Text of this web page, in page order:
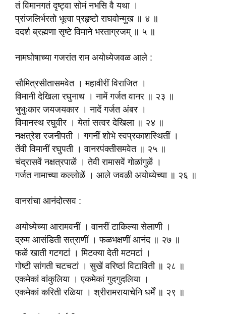
तं विमानगतं दृष्ट्वा सोमं नभसि वै यथा ।
प्रांजलिर्भरतो भूत्वा प्रहृष्टो राघवोन्मुख ॥ ४ ॥
ददर्श ब्रह्मणा सृष्टे विमाने भरताग्रजम् ॥ ५ ॥
नामघोषाच्या गजरांत राम अयोध्येजवळ आले :
सौमित्रसीतासमवेत । महावीरीं विराजित ।
विमानी देखिला रघुनाथ । नामें गर्जत वानर ॥ २३ ॥
भुभुःकार जयजयकार । नादें गर्जत अंबर ।
विमानस्थ रघुवीर । येतां सत्वर देखिला ॥ २४ ॥
नक्षत्रेश रजनीपती । गगनीं शोभे स्वप्रकाशस्थितीं ।
तेंवी विमानीं रघुपती । वानरपंक्तीसमवेत ॥ २५ ॥
चंद्रासवें नक्षत्रपाळें । तेवी रामासवें गोळांगुळें ।
गर्जत नामाच्या कल्लोळें । आले जवळी अयोध्येच्या ॥ २६ ॥
वानरांचा आनंदोत्सव :
अयोध्येच्या आरामवनीं । वानरीं टाकिल्या सेलाणी ।
द्रुम आसंडिती सत्राणीं । फळभक्षणीं आनंद ॥ २७ ॥
फळें खाती गटगटां । मिटक्या देती मटमटां ।
गोष्टी सांगती चटचटां । सुखें वरिष्ठां विटाविती ॥ २८ ॥
एकमेकां वांकुलिया । एकमेकां गुदगुदलिया ।
एकमेकां करिती रळिया । श्रीरामरायाचेनि धर्में ॥ २९ ॥